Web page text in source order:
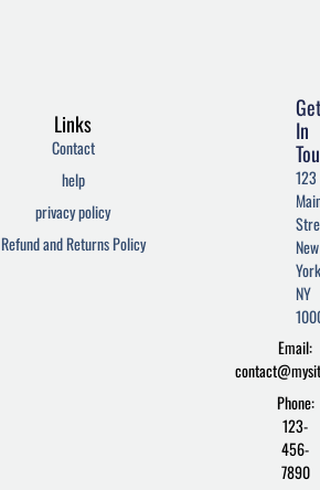
Links
Contact
help
privacy policy
Refund and Returns Policy
In
123
New
NY
Email:
Phone:
123-
456-
7890